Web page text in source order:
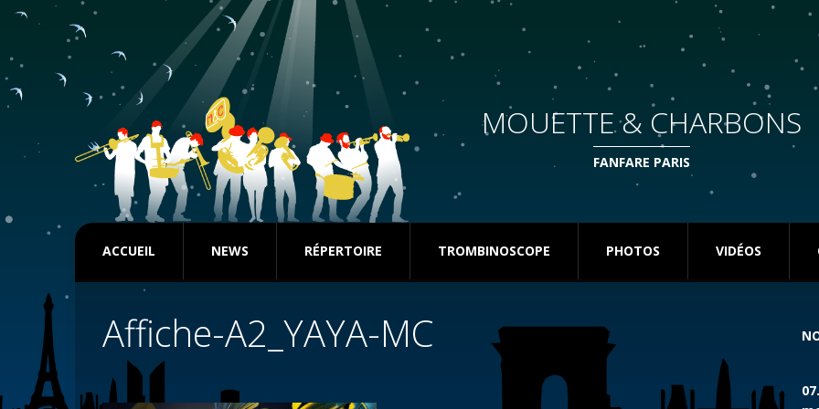
MOUETTE & CHARBONS
FANFARE PARIS
ACCUEIL NEWS RÉPERTOIRE TROMBINOSCOPE PHOTOS VIDÉOS
Affiche-A2_YAYA-MC